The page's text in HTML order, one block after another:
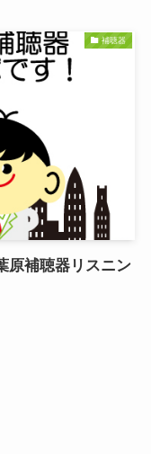
補聴器
原補聴器リスニン